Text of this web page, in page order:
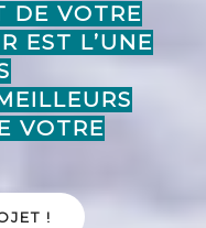
DE VOTRE
EST L’UNE
VOTRE
!